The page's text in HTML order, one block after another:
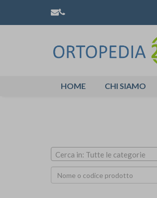
HOME CHI SIAMO
Cerca in: Tutte le categorie